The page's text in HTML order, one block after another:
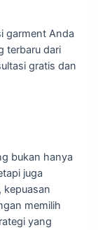
garment Anda
terbaru dari
gratis dan
bukan hanya
juga
kepuasan
memilih
yang